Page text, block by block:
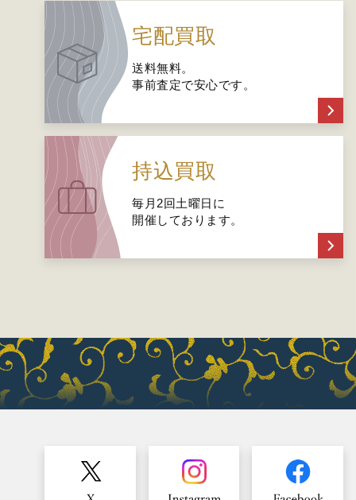
宅配買取
送料無料。
事前査定で安心です。
持込買取
毎月2回土曜日に
開催しております。